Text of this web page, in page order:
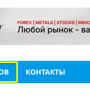
КОНТАКТЫ